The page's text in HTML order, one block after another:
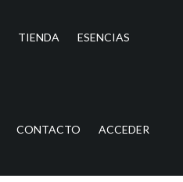
TIENDA ESENCIAS
CONTACTO ACCEDER